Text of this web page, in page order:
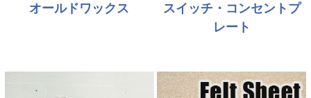
オールドワックス
スイッチ・コンセントプ
レート